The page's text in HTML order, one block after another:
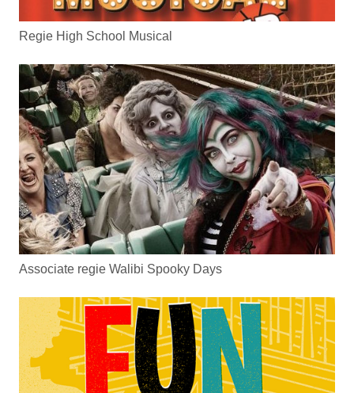
Regie High School Musical
Associate regie Walibi Spooky Days